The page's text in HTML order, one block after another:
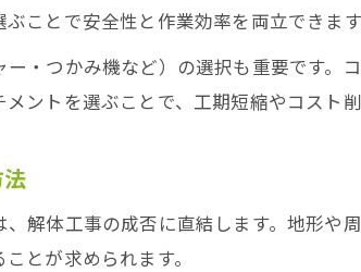
解体アタッチメントの種類と選
ハサミ・つかみ機など用途別
解体重機アタッチメントの選択
解体現場での正式名称と通称の解説
解体重機の正式名称と現場通称
ことで安全性と作業効率を両立できます
・つかみ機など）の選択も重要です
ントを選ぶことで、工期短縮やコスト削
解体工事の成否に直結します。地形や
とが求められます。